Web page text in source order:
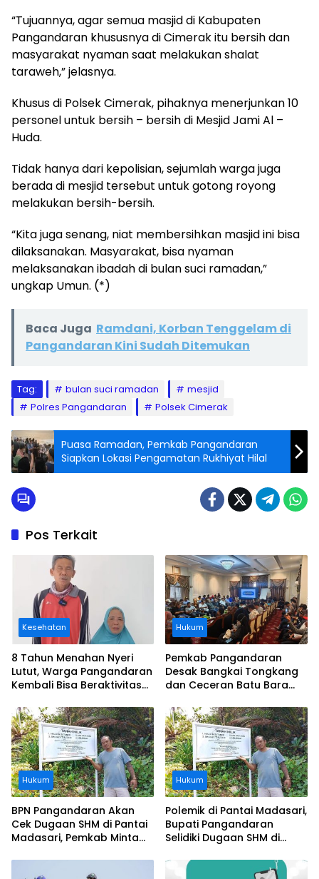
“Tujuannya, agar semua masjid di Kabupaten
Pangandaran khususnya di Cimerak itu bersih dan
masyarakat nyaman saat melakukan shalat
taraweh,” jelasnya.
Khusus di Polsek Cimerak, pihaknya menerjunkan 10
personel untuk bersih – bersih di Mesjid Jami Al –
Huda.
Tidak hanya dari kepolisian, sejumlah warga juga
berada di mesjid tersebut untuk gotong royong
melakukan bersih-bersih.
“Kita juga senang, niat membersihkan masjid ini bisa
dilaksanakan. Masyarakat, bisa nyaman
melaksanakan ibadah di bulan suci ramadan,”
ungkap Umun. (*)
Baca Juga Ramdani, Korban Tenggelam di
Pangandaran Kini Sudah Ditemukan
Tag: bulan suci ramadan
mesjid
Polres Pangandaran
Polsek Cimerak
Puasa Ramadan, Pemkab Pangandaran
Siapkan Lokasi Pengamatan Rukhiyat Hilal
Pos Terkait
Kesehatan
8 Tahun Menahan Nyeri
Lutut, Warga Pangandaran
Kembali Bisa Beraktivitas
Ditanggung BPJS
Hukum
Pemkab Pangandaran
Desak Bangkai Tongkang
dan Ceceran Batu Bara
Buruknya Koordinasi
Perusahaan
Hukum
BPN Pangandaran Akan
Cek Dugaan SHM di Pantai
Madasari, Pemkab Minta
Hukum
Polemik di Pantai Madasari,
Bupati Pangandaran
Selidiki Dugaan SHM di
Pantai